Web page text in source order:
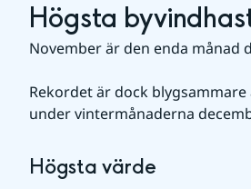
Högsta
November är den enda månad
Rekordet är dock
under vintermånaderna
Högsta värde